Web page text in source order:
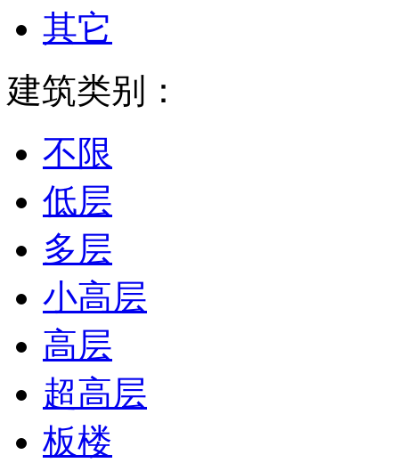
其它
建筑类别：
不限
低层
多层
小高层
高层
超高层
板楼